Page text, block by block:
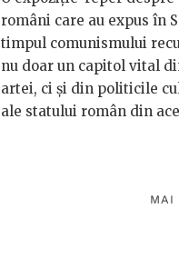
români care au expus în
timpul comunismului
nu doar un capitol vital
artei, ci și din politicile
ale statului român din
MAI